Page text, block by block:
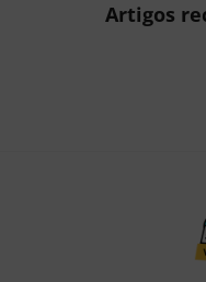
Artigos